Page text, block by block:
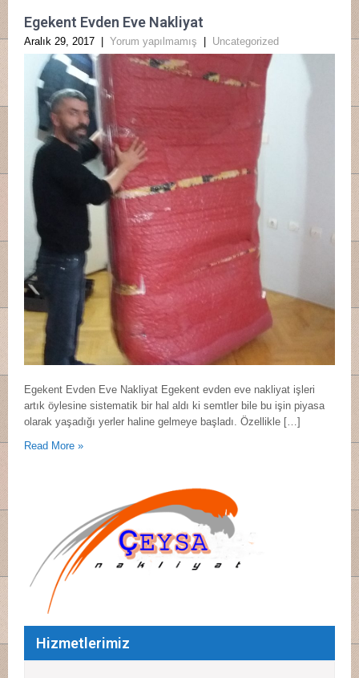
Egekent Evden Eve Nakliyat
Aralık 29, 2017 Yorum yapılmamış Uncategorized
Egekent Evden Eve Nakliyat Egekent evden eve nakliyat işleri
artık öylesine sistematik bir hal aldı ki semtler bile bu işin piyasa
olarak yaşadığı yerler haline gelmeye başladı. Özellikle […]
Read More »
Hizmetlerimiz